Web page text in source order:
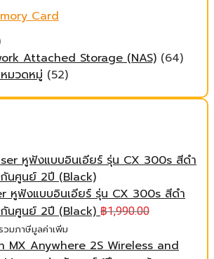
Card
Attached Storage (NAS) (64)
มวดหมู่ (52)
หูฟังแบบอินเอียร์ รุ่น CX 300s สีดำ
นศูนย์ 2ปี (Black) ฿1,990.00
วมภาษีมูลค่าเพิ่ม